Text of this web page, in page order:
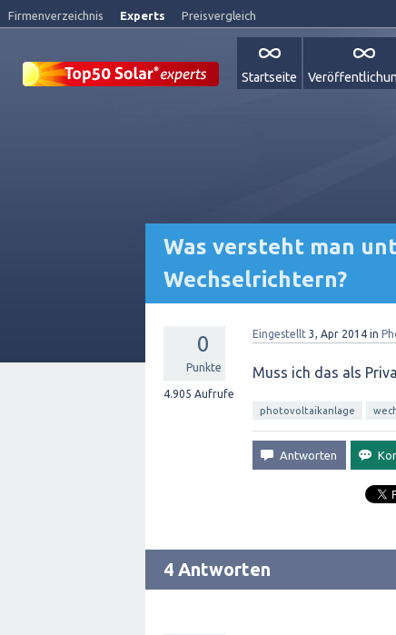
Firmenverzeichnis Experts Preisvergleich
Startseite
Was versteht man
Wechselrichtern?
0
Punkte
4.905 Aufrufe
Eingestellt 3, Apr 2014 in
Muss ich das als
photovoltaikanlage
4 Antworten